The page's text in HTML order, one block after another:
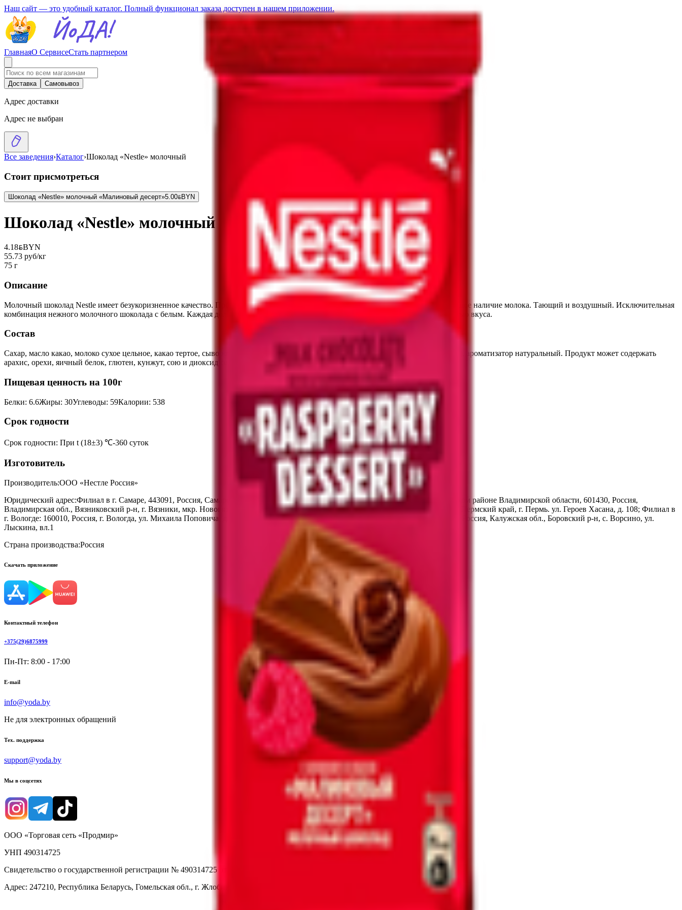
Наш сайт — это удобный каталог. Полный функционал заказа доступен в нашем приложении.
ГлавнаяО СервисеСтать партнером
Доставка Самовывоз
Адрес доставки
Адрес не выбран
Все заведения›Каталог›Шоколад «Nestle» молочный
Стоит присмотреться
Шоколад «Nestle» молочный «Малиновый десерт»5.00BYNBYN
Шоколад «Nestle» молочный
4.18BYNBYN
55.73 руб/кг
75 г
Описание
Молочный шоколад Nestle имеет безукоризненное качество. Предоставляет настоящее удовольствие поклонникам шоколада. Большое наличие молока. Тающий и воздушный. Исключительная
комбинация нежного молочного шоколада с белым. Каждая долька наделяет многослойными ощущениями, богатством и нежностью вкуса.
Состав
Сахар, масло какао, молоко сухое цельное, какао тертое, сыворотка молочная сухая, молочный жир, эмульгаторы (лецитины, Е476), ароматизатор натуральный. Продукт может содержать
арахис, орехи, яичный белок, глютен, кунжут, сою и диоксид серы.
Пищевая ценность на 100г
Белки: 6.6Жиры: 30Углеводы: 59Калории: 538
Срок годности
Срок годности: При t (18±3) ℃-360 суток
Изготовитель
Производитель:ООО «Нестле Россия»
Юридический адрес:Филиал в г. Самаре, 443091, Россия, Самарская обл., г. Самара, проспект Кирова, д. 257; Филиал в Вязниковском районе Владимирской области, 601430, Россия,
Владимирская обл., Вязниковский р-н, г. Вязники, мкр. Нововязники, ул. Промышленная, д.1; Филиал в г. Перми, 614990, Россия, Пермский край, г. Пермь. ул. Героев Хасана, д. 108; Филиал в
г. Вологде: 160010, Россия, г. Вологда, ул. Михаила Поповича, д.4а; Филиал в с. Ворсино Боровского р-на Калужской обл., 249020, Россия, Калужская обл., Боровский р-н, с. Ворсино, ул.
Лыскина, вл.1
Страна производства:Россия
Скачать приложение
Контактный телефон
+375(29)6875999
Пн-Пт: 8:00 - 17:00
E-mail
info@yoda.by
Не для электронных обращений
Тех. поддержка
support@yoda.by
Мы в соцсетях
ООО «Торговая сеть «Продмир»
УНП 490314725
Свидетельство о государственной регистрации № 490314725 от 30.05.2003г выдано Гомельским облисполкомом
Адрес: 247210, Республика Беларусь, Гомельская обл., г. Жлобин, ул. Козлова 2-А